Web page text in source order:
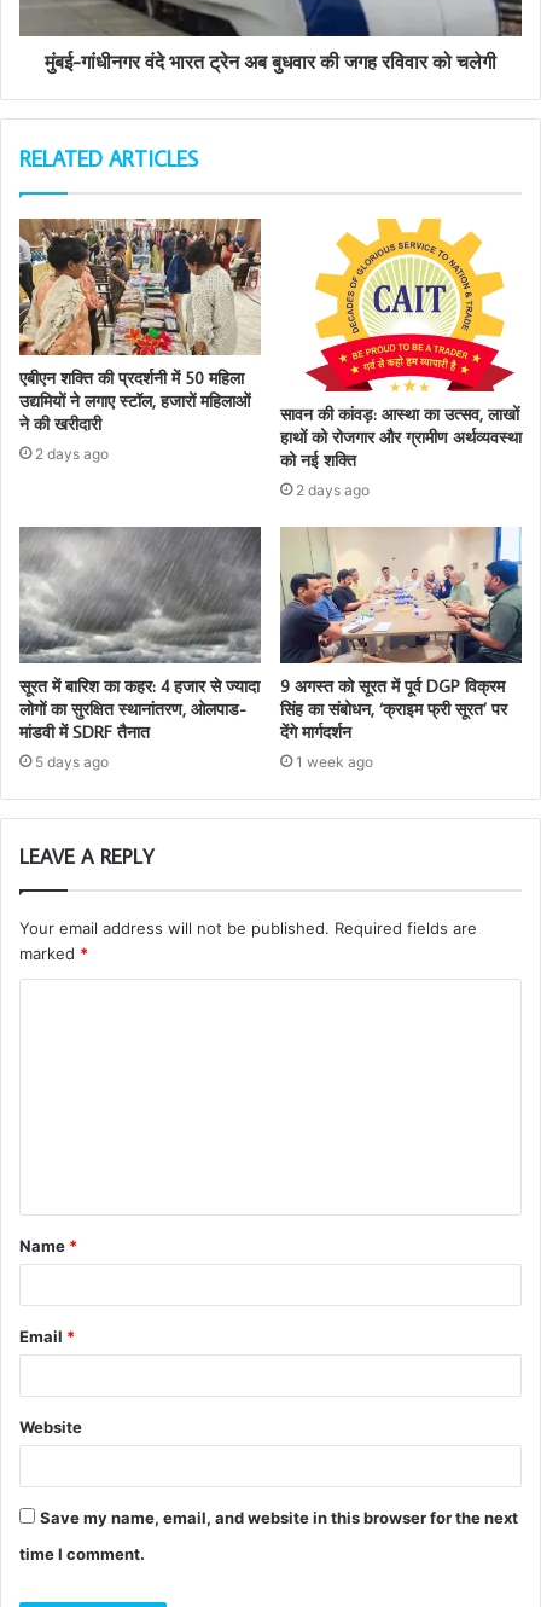
मुंबई-गांधीनगर वंदे भारत ट्रेन अब बुधवार की जगह रविवार को चलेगी
RELATED ARTICLES
एबीएन शक्ति की प्रदर्शनी में 50 महिला
उद्यमियों ने लगाए स्टॉल, हजारों महिलाओं
ने की खरीदारी
2 days ago
सावन की कांवड़: आस्था का उत्सव, लाखों
हाथों को रोजगार और ग्रामीण अर्थव्यवस्था
को नई शक्ति
2 days ago
सूरत में बारिश का कहर: 4 हजार से ज्यादा
लोगों का सुरक्षित स्थानांतरण, ओलपाड-
मांडवी में SDRF तैनात
5 days ago
9 अगस्त को सूरत में पूर्व DGP विक्रम
सिंह का संबोधन, ‘क्राइम फ्री सूरत’ पर
देंगे मार्गदर्शन
1 week ago
LEAVE A REPLY
Your email address will not be published. Required fields are
marked *
Name *
Email *
Website
Save my name, email, and website in this browser for the next
time I comment.